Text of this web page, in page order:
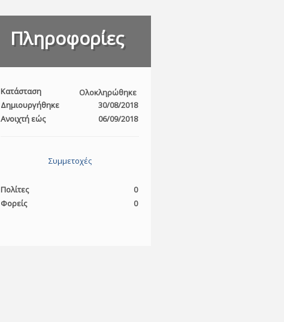
Πληροφορίες
Κατάσταση
Ολοκληρώθηκε
Δημιουργήθηκε
30/08/2018
Ανοιχτή εώς
06/09/2018
Συμμετοχές
Πολίτες
0
Φορείς
0